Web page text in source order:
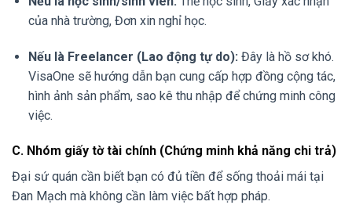
của nhà trường, Đơn xin nghỉ học.
Nếu là Freelancer (Lao động tự do): Đây là hồ sơ khó.
VisaOne sẽ hướng dẫn bạn cung cấp hợp đồng cộng tác,
hình ảnh sản phẩm, sao kê thu nhập để chứng minh công
việc.
C. Nhóm giấy tờ tài chính (Chứng minh khả năng chi trả)
Đại sứ quán cần biết bạn có đủ tiền để sống thoải mái tại
Đan Mạch mà không cần làm việc bất hợp pháp.